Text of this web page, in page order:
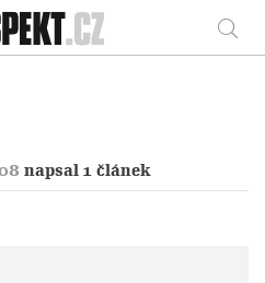
napsal 1 článek